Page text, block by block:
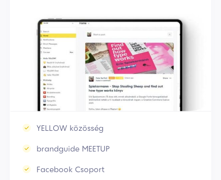
YELLOW közösség
brandguide MEETUP
Facebook Csoport